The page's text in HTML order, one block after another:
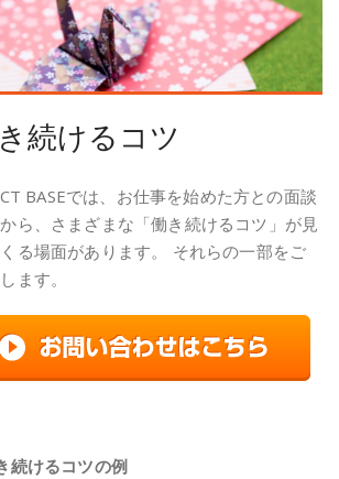
続けるコツ
BASEでは、お仕事を始めた方との面談
ら、さまざまな「働き続けるコツ」が見
る場面があります。 それらの一部をご
ます。
続けるコツの例